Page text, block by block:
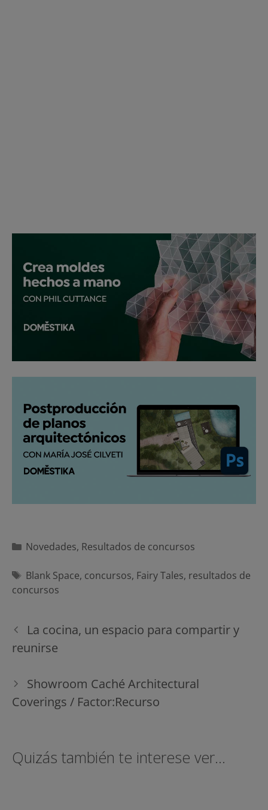
Categorías
Novedades, Resultados de concursos
Etiquetas
Blank Space, concursos, Fairy Tales, resultados de
concursos
Navegación
de
entradas
La cocina, un espacio para compartir y
reunirse
Showroom Caché Architectural
Coverings / Factor:Recurso
Quizás también te interese ver...